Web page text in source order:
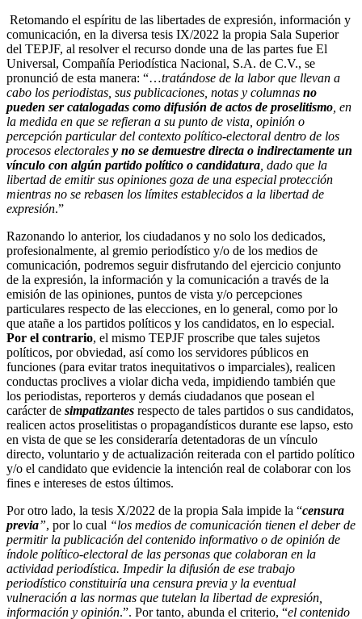
Retomando el espíritu de las libertades de expresión, información y
comunicación, en la diversa tesis IX/2022 la propia Sala Superior
del TEPJF, al resolver el recurso donde una de las partes fue El
Universal, Compañía Periodística Nacional, S.A. de C.V., se
pronunció de esta manera: “…tratándose de la labor que llevan a
cabo los periodistas, sus publicaciones, notas y columnas no
pueden ser catalogadas como difusión de actos de proselitismo , en
la medida en que se refieran a su punto de vista, opinión o
percepción particular del contexto político-electoral dentro de los
procesos electorales y no se demuestre directa o indirectamente un
vínculo con algún partido político o candidatura , dado que la
libertad de emitir sus opiniones goza de una especial protección
mientras no se rebasen los límites establecidos a la libertad de
expresión.”
Razonando lo anterior, los ciudadanos y no solo los dedicados,
profesionalmente, al gremio periodístico y/o de los medios de
comunicación, podremos seguir disfrutando del ejercicio conjunto
de la expresión, la información y la comunicación a través de la
emisión de las opiniones, puntos de vista y/o percepciones
particulares respecto de las elecciones, en lo general, como por lo
que atañe a los partidos políticos y los candidatos, en lo especial.
Por el contrario, el mismo TEPJF proscribe que tales sujetos
políticos, por obviedad, así como los servidores públicos en
funciones (para evitar tratos inequitativos o imparciales), realicen
conductas proclives a violar dicha veda, impidiendo también que
los periodistas, reporteros y demás ciudadanos que posean el
carácter de simpatizantes respecto de tales partidos o sus candidatos,
realicen actos proselitistas o propagandísticos durante ese lapso, esto
en vista de que se les consideraría detentadoras de un vínculo
directo, voluntario y de actualización reiterada con el partido político
y/o el candidato que evidencie la intención real de colaborar con los
fines e intereses de estos últimos.
Por otro lado, la tesis X/2022 de la propia Sala impide la “censura
previa”, por lo cual “los medios de comunicación tienen el deber de
permitir la publicación del contenido informativo o de opinión de
índole político-electoral de las personas que colaboran en la
actividad periodística. Impedir la difusión de ese trabajo
periodístico constituiría una censura previa y la eventual
vulneración a las normas que tutelan la libertad de expresión,
información y opinión.”. Por tanto, abunda el criterio, “el contenido